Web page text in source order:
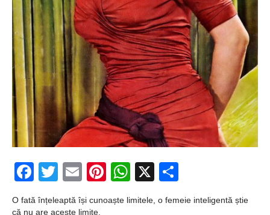
Băuturile în Bulgaria
Uimitoarea viaţă a
Teresei Neumann
Îngeri pe Marte
Îngerii salvează
oamenii de la
accidente
Fecioarei
sângerează
Facebook
Twitter
EmailPinterest
WhatsApp
X
O fată înțeleaptă își cunoaște limitele, o femeie inteligentă știe
că nu are aceste limite.